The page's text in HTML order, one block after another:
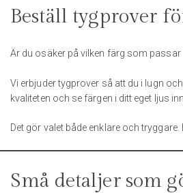
Beställ tygprover
Är du osäker på vilken färg som
Vi erbjuder tygprover så att du i lugn
kvaliteten och se färgen i ditt eget ljus
Det gör valet både enklare och
Små detaljer som